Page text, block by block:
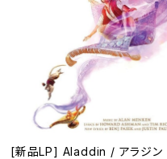
[新品LP] Aladdin / アラジン